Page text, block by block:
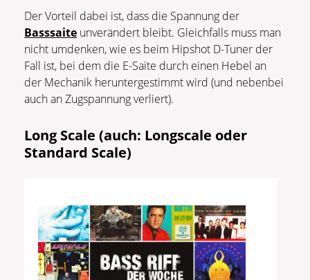
Der Vorteil dabei ist, dass die Spannung der
Basssaite unverändert bleibt. Gleichfalls muss man
nicht umdenken, wie es beim Hipshot D-Tuner der
Fall ist, bei dem die E-Saite durch einen Hebel an
der Mechanik heruntergestimmt wird (und nebenbei
auch an Zugspannung verliert).
Long Scale (auch: Longscale oder
Standard Scale)